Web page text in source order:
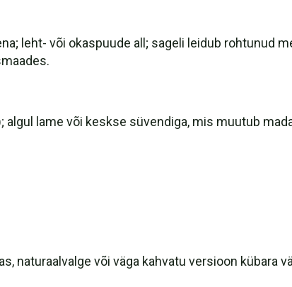
leht- või okaspuude all; sageli leidub rohtunud
lame või keskse süvendiga, mis muutub
naturaalvalge või väga kahvatu versioon kübara